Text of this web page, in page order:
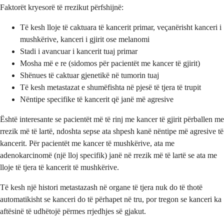
Faktorët kryesorë të rrezikut përfshijnë:
Të kesh lloje të caktuara të kancerit primar, veçanërisht kanceri i
mushkërive, kanceri i gjirit ose melanomi
Stadi i avancuar i kancerit tuaj primar
Mosha më e re (sidomos për pacientët me kancer të gjirit)
Shënues të caktuar gjenetikë në tumorin tuaj
Të kesh metastazat e shumëfishta në pjesë të tjera të trupit
Nëntipe specifike të kancerit që janë më agresive
Është interesante se pacientët më të rinj me kancer të gjirit përballen me
rrezik më të lartë, ndoshta sepse ata shpesh kanë nëntipe më agresive të
kancerit. Për pacientët me kancer të mushkërive, ata me
adenokarcinomë (një lloj specifik) janë në rrezik më të lartë se ata me
lloje të tjera të kancerit të mushkërive.
Të kesh një histori metastazash në organe të tjera nuk do të thotë
automatikisht se kanceri do të përhapet në tru, por tregon se kanceri ka
aftësinë të udhëtojë përmes rrjedhjes së gjakut.